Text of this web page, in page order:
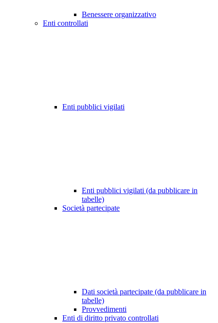
Benessere organizzativo
Enti controllati
Enti pubblici vigilati
Enti pubblici vigilati (da pubblicare in
tabelle)
Società partecipate
Dati società partecipate (da pubblicare in
tabelle)
Provvedimenti
Enti di diritto privato controllati